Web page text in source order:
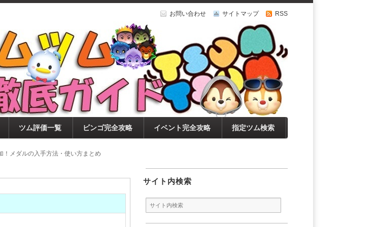
お問い合わせ サイトマップ RSS
ワザ徹底ガイド
・イベント・ピックアップ・
も丁寧に解説！ツムツムを12
ツム評価一覧 ビンゴ完全攻略 イベント完全攻略 指定ツム検索
！メダルの入手方法・使い方まとめ
サイト内検索